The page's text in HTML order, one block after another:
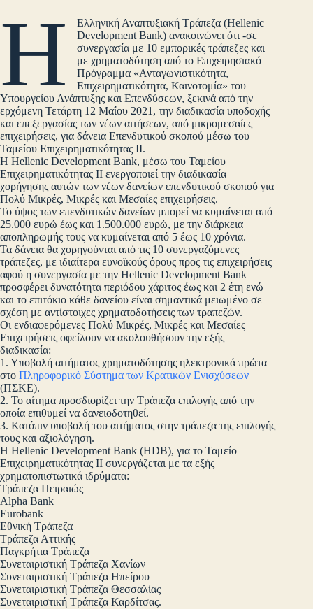
Η
Ελληνική Αναπτυξιακή Τράπεζα (Hellenic
Development Bank) ανακοινώνει ότι -σε
συνεργασία με 10 εμπορικές τράπεζες και
με χρηματοδότηση από το Επιχειρησιακό
Πρόγραμμα «Ανταγωνιστικότητα,
Επιχειρηματικότητα, Καινοτομία» του
Υπουργείου Ανάπτυξης και Επενδύσεων, ξεκινά από την
ερχόμενη Τετάρτη 12 Μαΐου 2021, την διαδικασία υποδοχής
και επεξεργασίας των νέων αιτήσεων, από μικρομεσαίες
επιχειρήσεις, για δάνεια Επενδυτικού σκοπού μέσω του
Ταμείου Επιχειρηματικότητας ΙΙ.
Η Hellenic Development Bank, μέσω του Ταμείου
Επιχειρηματικότητας ΙΙ ενεργοποιεί την διαδικασία
χορήγησης αυτών των νέων δανείων επενδυτικού σκοπού για
Πολύ Μικρές, Μικρές και Μεσαίες επιχειρήσεις.
Το ύψος των επενδυτικών δανείων μπορεί να κυμαίνεται από
25.000 ευρώ έως και 1.500.000 ευρώ, με την διάρκεια
αποπληρωμής τους να κυμαίνεται από 5 έως 10 χρόνια.
Τα δάνεια θα χορηγούνται από τις 10 συνεργαζόμενες
τράπεζες, με ιδιαίτερα ευνοϊκούς όρους προς τις επιχειρήσεις
αφού η συνεργασία με την Hellenic Development Bank
προσφέρει δυνατότητα περιόδου χάριτος έως και 2 έτη ενώ
και το επιτόκιο κάθε δανείου είναι σημαντικά μειωμένο σε
σχέση με αντίστοιχες χρηματοδοτήσεις των τραπεζών.
Οι ενδιαφερόμενες Πολύ Μικρές, Μικρές και Μεσαίες
Επιχειρήσεις οφείλουν να ακολουθήσουν την εξής
διαδικασία:
1. Υποβολή αιτήματος χρηματοδότησης ηλεκτρονικά πρώτα
στο Πληροφορικό Σύστημα των Κρατικών Ενισχύσεων
(ΠΣΚΕ).
2. Το αίτημα προσδιορίζει την Τράπεζα επιλογής από την
οποία επιθυμεί να δανειοδοτηθεί.
3. Κατόπιν υποβολή του αιτήματος στην τράπεζα της επιλογής
τους και αξιολόγηση.
Η Hellenic Development Bank (HDB), για το Ταμείο
Επιχειρηματικότητας ΙΙ συνεργάζεται με τα εξής
χρηματοπιστωτικά ιδρύματα:
Τράπεζα Πειραιώς
Alpha Bank
Eurobank
Εθνική Τράπεζα
Τράπεζα Αττικής
Παγκρήτια Τράπεζα
Συνεταιριστική Τράπεζα Χανίων
Συνεταιριστική Τράπεζα Ηπείρου
Συνεταιριστική Τράπεζα Θεσσαλίας
Συνεταιριστική Τράπεζα Καρδίτσας.